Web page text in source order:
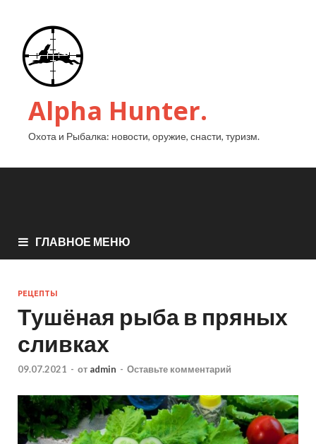
Alpha Hunter.
Охота и Рыбалка: новости, оружие, снасти, туризм.
ГЛАВНОЕ МЕНЮ
РЕЦЕПТЫ
Тушёная рыба в пряных
сливках
09.07.2021 - от admin - Оставьте комментарий